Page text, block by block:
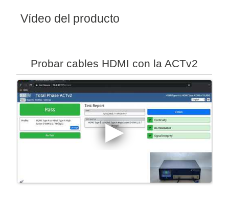
Vídeo del producto
Probar cables HDMI con la ACTv2